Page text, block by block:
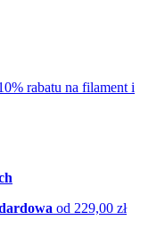
rabatu na filament i
od 229,00 zł